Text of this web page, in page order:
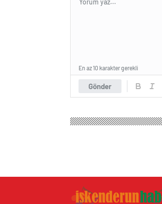
Gönder
En az 10 karakter gerekli